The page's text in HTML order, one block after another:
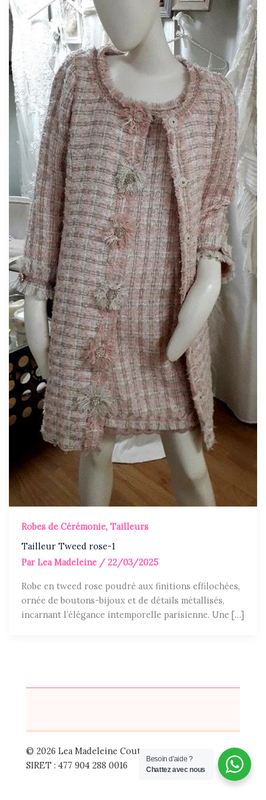
Robes de Cérémonie,Tailleurs
Tailleur Tweed rose-1
ParLea Madeleine / 22/03/2025
Robe en tweed rose poudré aux finitions effilochées,
ornée de boutons-bijoux et de détails métallisés,
incarnant l’élégance intemporelle parisienne. Une […]
© 2026 Lea Madeleine Couture
SIRET : 477 904 288 0016
Besoin d'aide ?
Chattez avec nous